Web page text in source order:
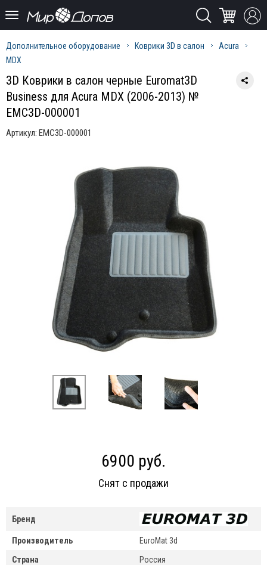
Дополнительное оборудование Коврики 3D в салон
Acura
MDX
3D Коврики в салон черные Euromat3D
Business для Acura MDX (2006-2013) №
EMC3D-000001
Артикул: EMC3D-000001
6900 руб.
Снят с продажи
Бренд
Производитель
EuroMat 3d
Страна
Россия